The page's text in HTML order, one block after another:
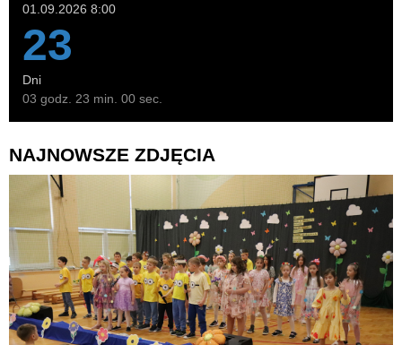
01.09.2026 8:00
23
Dni
03 godz. 22 min. 59 sec.
NAJNOWSZE ZDJĘCIA